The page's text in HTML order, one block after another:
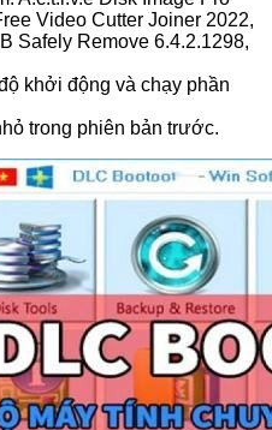
Video Cutter Joiner 2022,
Safely Remove 6.4.2.1298,
khởi động và chạy phần
trong phiên bản trước.